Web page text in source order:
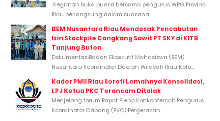
Kegiatan buka puasa bersama pengurus WPG Provinsi
Riau berlangsung dalam suasana...
BEM Nusantara Riau Mendesak Pencabutan
Izin Stockpile Cangkang Sawit PT SKY di KITB
Tanjung Buton
DokumentasiBadan Eksekutif Mahasiswa (BEM)
Nusantara Koordinator Daerah Wilayah Riau Kota...
Kader PMII Riau Soroti Lemahnya Konsolidasi,
LPJ Ketua PKC Terancam Ditolak
Menjelang forum Rapat Pleno Konkonfercab Pengurus
Koordinator Cabang (PKC) Pergerakan...